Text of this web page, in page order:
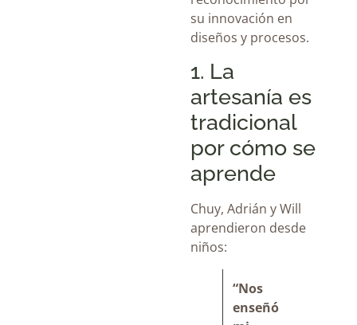
su innovación en
diseños y procesos.
1. La
artesanía es
tradicional
por cómo se
aprende
Chuy, Adrián y Will
aprendieron desde
niños:
“Nos
enseñó